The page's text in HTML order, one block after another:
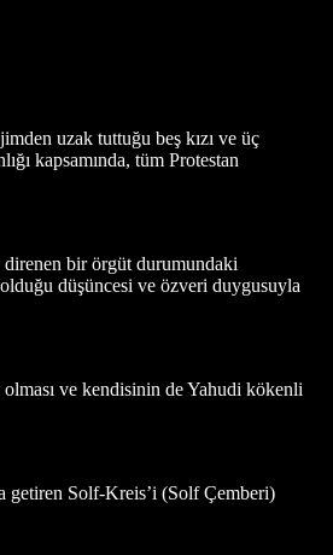
uzak tuttuğu beş kızı ve üç
kapsamında, tüm Protestan
bir örgüt durumundaki
düşüncesi ve özveri duygusuyla
ve kendisinin de Yahudi kökenli
getiren Solf-Kreis’i (Solf Çemberi)